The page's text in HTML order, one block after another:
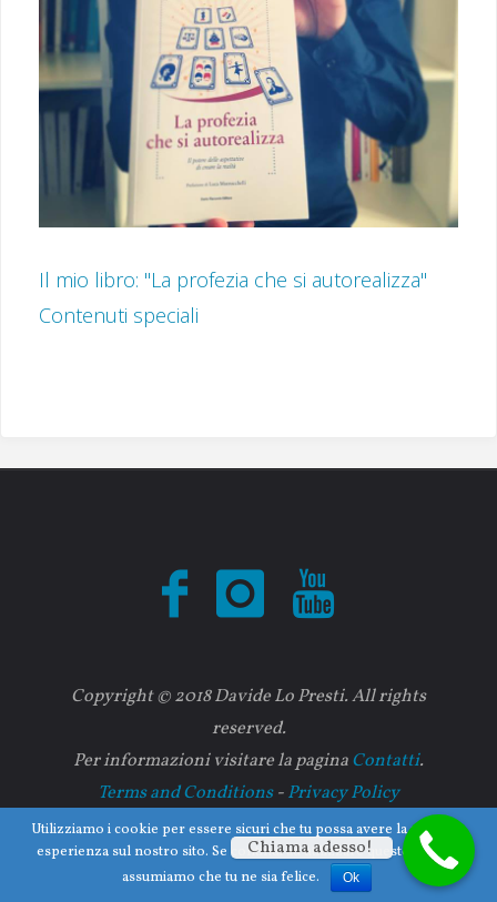
Il mio libro: "La profezia che si autorealizza"
Contenuti speciali
Copyright © 2018 Davide Lo Presti. All rights
reserved.
Per informazioni visitare la paginaContatti.
Terms and Conditions-Privacy Policy
Fornito daFluida&WordPress.
Chiama adesso!
Utilizziamo i cookie per essere sicuri che tu possa avere la migliore
esperienza sul nostro sito. Se continui ad utilizzare questo sito noi
assumiamo che tu ne sia felice.
Ok